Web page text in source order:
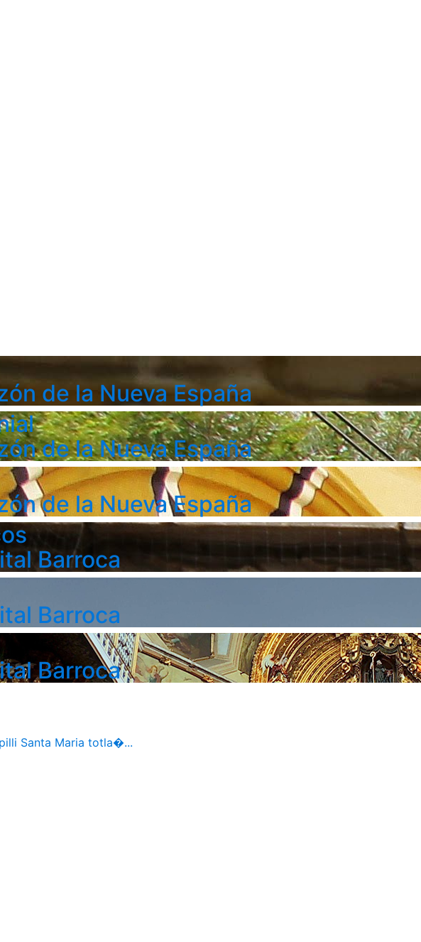
de la Nueva España
de la Nueva España
de la Nueva España
Barroca
Barroca
Barroca
Santa Maria totla�...